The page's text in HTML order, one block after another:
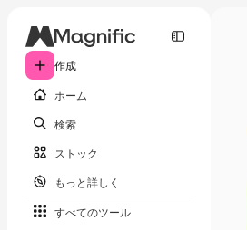
作成
ホーム
検索
ストック
もっと詳しく
すべてのツール